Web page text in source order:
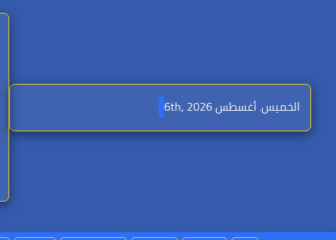
الخميس. أغسطس 6th, 2026